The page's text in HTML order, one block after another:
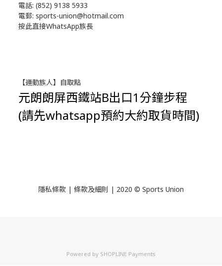
電話: (852) 9138 5933
電郵: sports-union@hotmail.com
按此直接WhatsApp族長
【運動族人】自取點
元朗朗屏西鐵站B出口1分鐘步程
(請先whatsapp預約大約取貨時間)
隱私條款 | 條款及細則 | 2020 © Sports Union
Powered by SHOPLINE Payments